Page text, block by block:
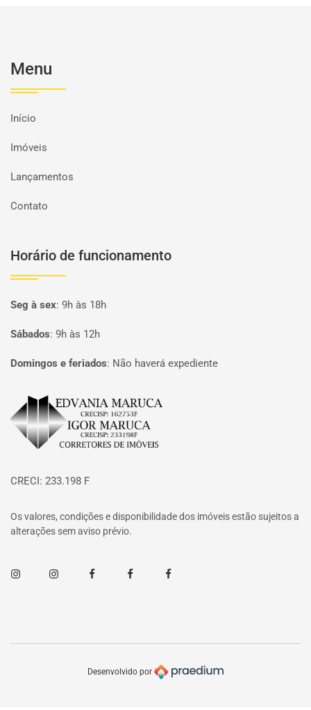
Menu
Início
Imóveis
Lançamentos
Contato
Horário de funcionamento
Seg à sex: 9h às 18h
Sábados: 9h às 12h
Domingos e feriados: Não haverá expediente
Página inicial
CRECI: 233.198 F
Os valores, condições e disponibilidade dos imóveis estão sujeitos a
alterações sem aviso prévio.
InstagramInstagramFacebookFacebookFacebook
Desenvolvido por